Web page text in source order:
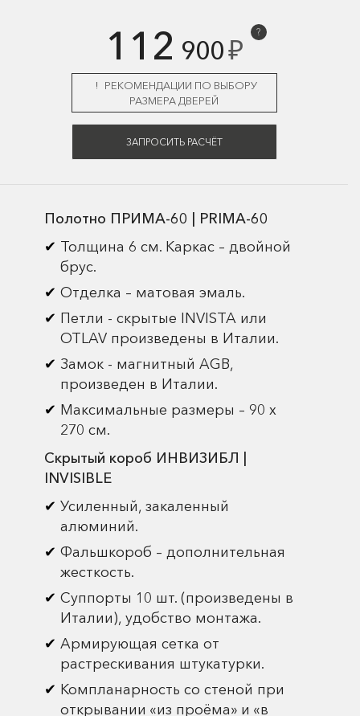
112 900₽
?
РЕКОМЕНДАЦИИ ПО ВЫБОРУ
РАЗМЕРА ДВЕРЕЙ
ЗАПРОСИТЬ РАСЧЁТ
Полотно ПРИМА-60 | PRIMA-60
Толщина 6 см. Каркас – двойной
брус.
Отделка – матовая эмаль.
Петли - скрытые INVISTA или
OTLAV произведены в Италии.
Замок - магнитный AGB,
произведен в Италии.
Максимальные размеры – 90 х
270 см.
Скрытый короб ИНВИЗИБЛ |
INVISIBLE
Усиленный, закаленный
алюминий.
Фальшкороб – дополнительная
жесткость.
Суппорты 10 шт. (произведены в
Италии), удобство монтажа.
Армирующая сетка от
растрескивания штукатурки.
Компланарность со стеной при
открывании «из проёма» и «в